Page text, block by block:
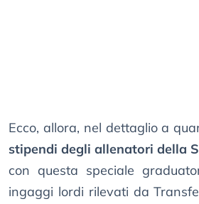
Ecco, allora, nel dettaglio a
stipendi degli allenatori della
con questa speciale
ingaggi lordi rilevati da